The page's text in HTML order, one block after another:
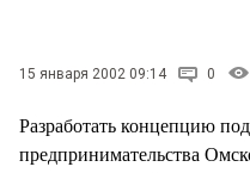
ПРОИСШЕСТВИЯ
СТИЛЬ ЖИЗНИ
15 января 2002 09:14 0
Разработать концепцию
предпринимательства